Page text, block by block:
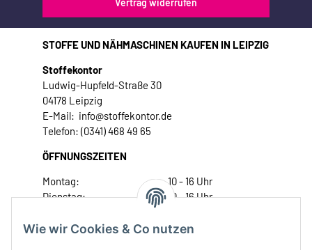
Wie wir Cookies & Co nutzen
Vertrag widerrufen
STOFFE UND NÄHMASCHINEN KAUFEN IN LEIPZIG
Stoffekontor
Ludwig-Hupfeld-Straße 30
04178 Leipzig
E-Mail: info@stoffekontor.de
Telefon: (0341) 468 49 65
ÖFFNUNGSZEITEN
Montag:
10 - 16 Uhr
Dienstag:
10 - 16 Uhr
Donnerstag:
10 - 18 Uhr